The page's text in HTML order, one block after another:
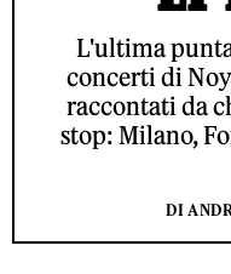
L'ultima
concerti di
raccontati da
stop: Milano,
DI